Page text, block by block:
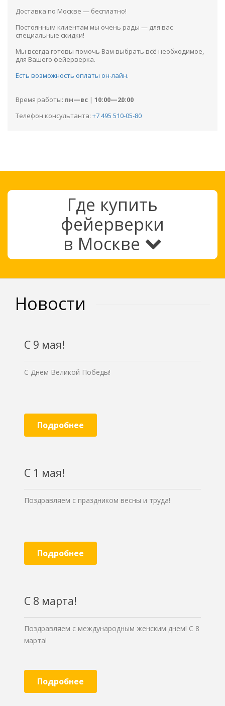
Доставка по Москве — бесплатно!
Постоянным клиентам мы очень рады — для вас
специальные скидки!
Мы всегда готовы помочь Вам выбрать всё необходимое,
для Вашего фейерверка.
Есть возможность оплаты он-лайн.
Время работы: пн—вс | 10:00—20:00
Телефон консультанта: +7 495 510-05-80
Где купить
фейерверки
в Москве
Новости
С 9 мая!
С Днем Великой Победы!
Подробнее
С 1 мая!
Поздравляем с праздником весны и труда!
Подробнее
С 8 марта!
Поздравляем с международным женским днем! С 8
марта!
Подробнее